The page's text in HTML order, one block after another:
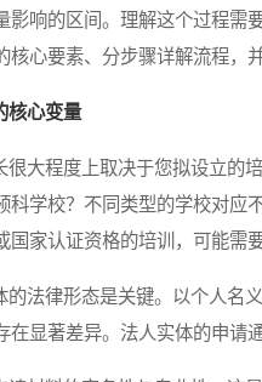
影响的区间。理解这个过程需
核心要素、分步骤详解流程，
核心变量
大程度上取决于您拟设立的
科学校？不同类型的学校对应
国家认证资格的培训，可能需
法律形态是关键。以个人名
在显著差异。法人实体的申请